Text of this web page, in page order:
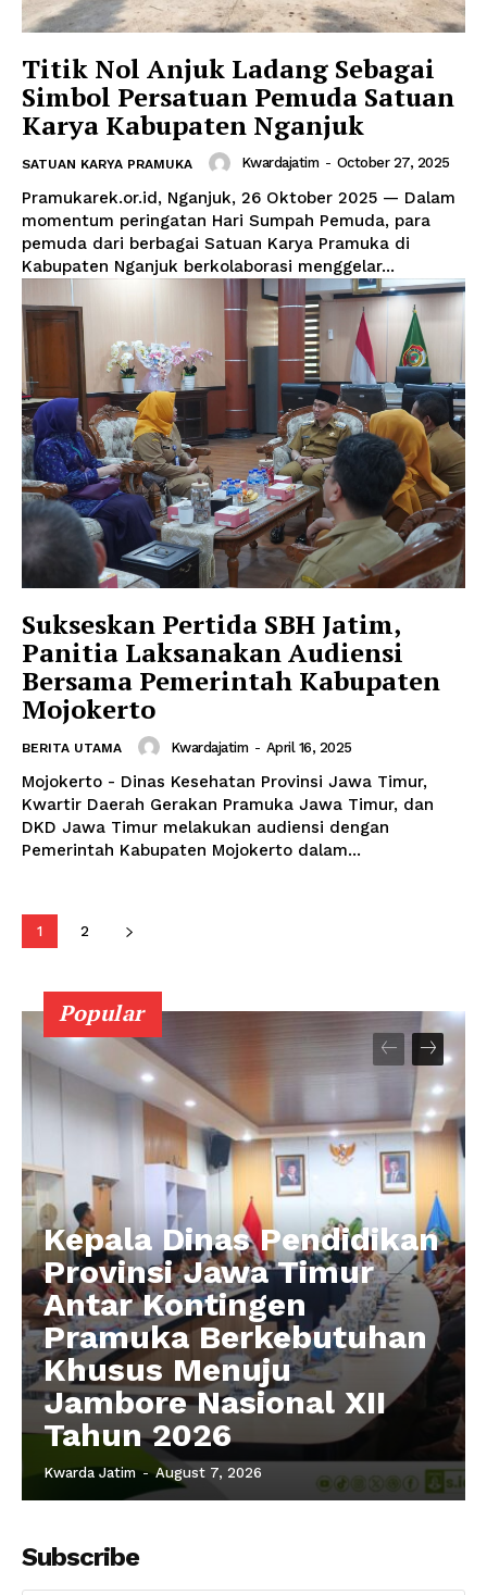
Titik Nol Anjuk Ladang Sebagai
Simbol Persatuan Pemuda Satuan
Karya Kabupaten Nganjuk
SATUAN KARYA PRAMUKA Kwardajatim - October 27, 2025
Pramukarek.or.id, Nganjuk, 26 Oktober 2025 — Dalam
momentum peringatan Hari Sumpah Pemuda, para
pemuda dari berbagai Satuan Karya Pramuka di
Kabupaten Nganjuk berkolaborasi menggelar...
Sukseskan Pertida SBH Jatim,
Panitia Laksanakan Audiensi
Bersama Pemerintah Kabupaten
Mojokerto
BERITA UTAMA Kwardajatim - April 16, 2025
Mojokerto - Dinas Kesehatan Provinsi Jawa Timur,
Kwartir Daerah Gerakan Pramuka Jawa Timur, dan
DKD Jawa Timur melakukan audiensi dengan
Pemerintah Kabupaten Mojokerto dalam...
1 2
Popular
Kepala Dinas Pendidikan
Provinsi Jawa Timur
Antar Kontingen
Pramuka Berkebutuhan
Khusus Menuju
Jambore Nasional XII
Tahun 2026
Kwarda Jatim - August 7, 2026
Subscribe